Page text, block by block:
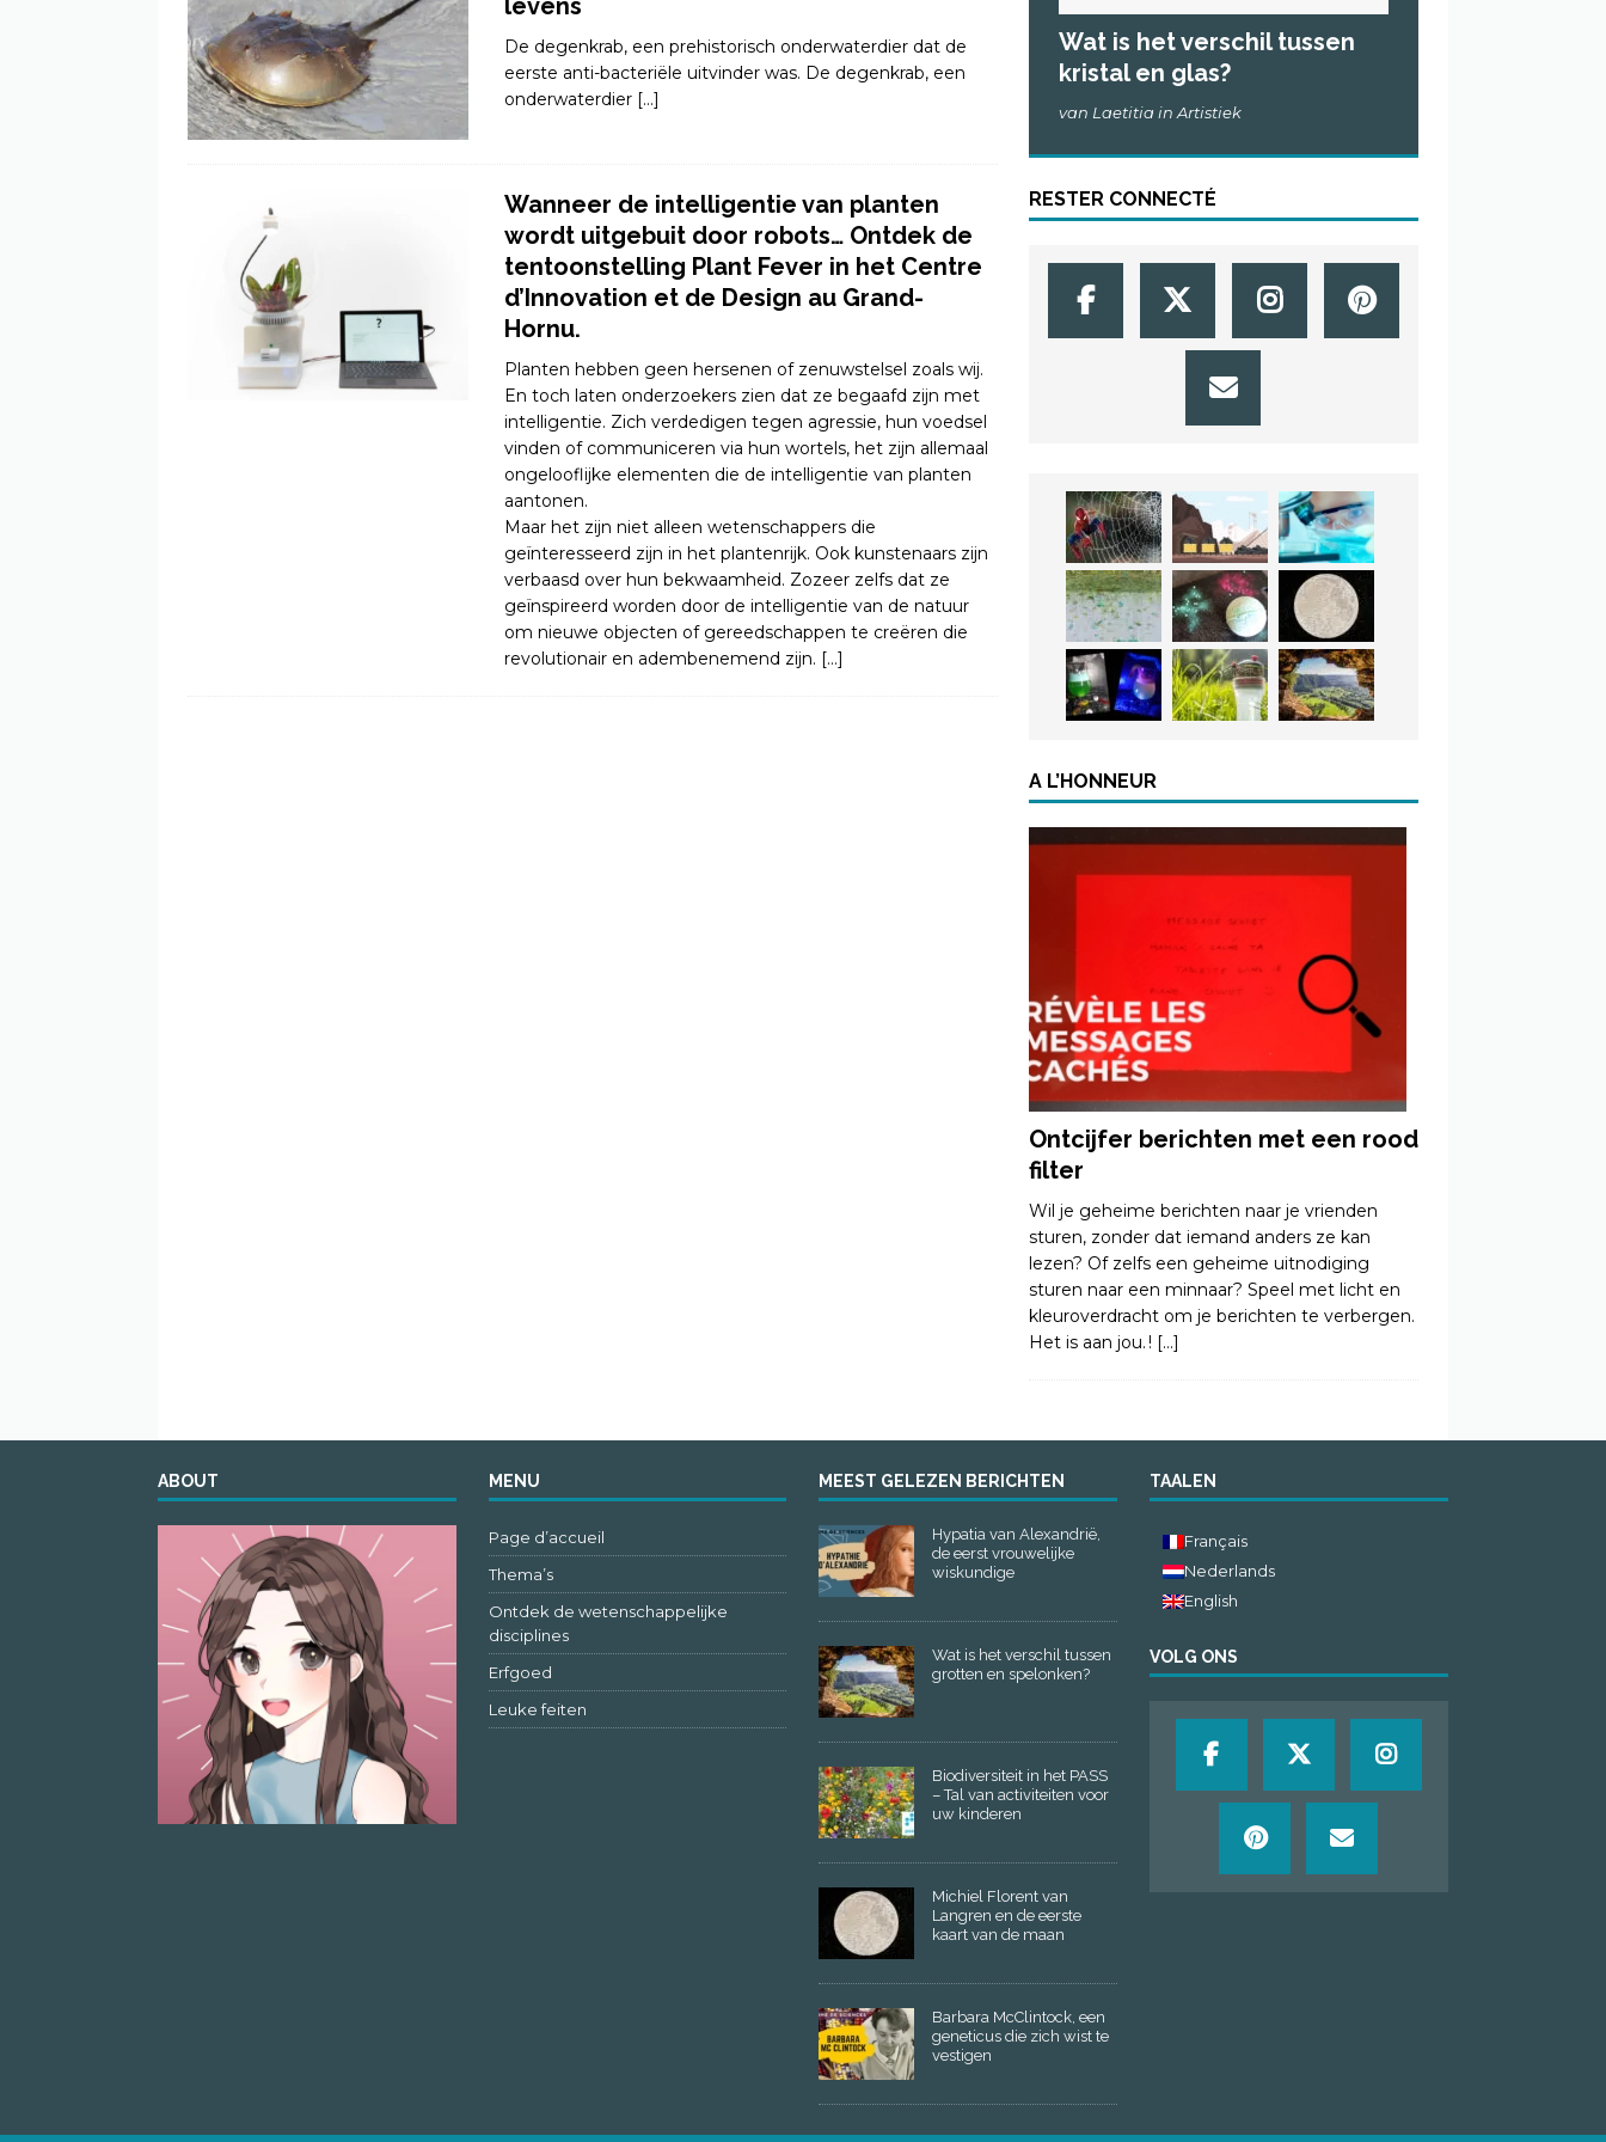
levens
De degenkrab, een prehistorisch onderwaterdier dat de
eerste anti-bacteriële uitvinder was. De degenkrab, een
onderwaterdier […]
Wanneer de intelligentie van planten
wordt uitgebuit door robots… Ontdek de
tentoonstelling Plant Fever in het Centre
d’Innovation et de Design au Grand-
Hornu.
Planten hebben geen hersenen of zenuwstelsel zoals wij.
En toch laten onderzoekers zien dat ze begaafd zijn met
intelligentie. Zich verdedigen tegen agressie, hun voedsel
vinden of communiceren via hun wortels, het zijn allemaal
ongelooflijke elementen die de intelligentie van planten
aantonen.
Maar het zijn niet alleen wetenschappers die
geïnteresseerd zijn in het plantenrijk. Ook kunstenaars zijn
verbaasd over hun bekwaamheid. Zozeer zelfs dat ze
geïnspireerd worden door de intelligentie van de natuur
om nieuwe objecten of gereedschappen te creëren die
revolutionair en adembenemend zijn. […]
Wat is het verschil tussen
kristal en glas?
van Laetitia in Artistiek
RESTER CONNECTÉ
A L’HONNEUR
Ontcijfer berichten met een rood
filter
Wil je geheime berichten naar je vrienden
sturen, zonder dat iemand anders ze kan
lezen? Of zelfs een geheime uitnodiging
sturen naar een minnaar? Speel met licht en
kleuroverdracht om je berichten te verbergen.
Het is aan jou. ! […]
ABOUT MENU
Page d’accueil
Thema’s
Ontdek de wetenschappelijke
disciplines
Erfgoed
Leuke feiten
MEEST GELEZEN BERICHTEN
Hypatia van Alexandrië,
de eerst vrouwelijke
wiskundige
Wat is het verschil tussen
grotten en spelonken?
Biodiversiteit in het PASS
– Tal van activiteiten voor
uw kinderen
Michiel Florent van
Langren en de eerste
kaart van de maan
Barbara McClintock, een
geneticus die zich wist te
vestigen
TAALEN
Français
Nederlands
English
VOLG ONS